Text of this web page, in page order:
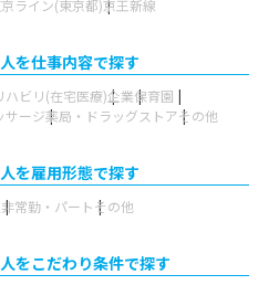
ライン(東京都)京王新線
を仕事内容で探す
ハビリ(在宅医療)企業保育園
サージ薬局・ドラッグストアその他
を雇用形態で探す
非常勤・パートその他
をこだわり条件で探す